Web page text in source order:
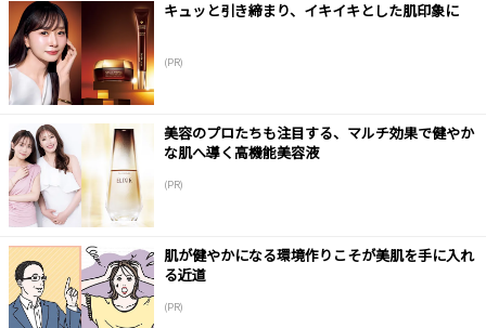
キュッと引き締まり、イキイキとした肌印象に
(PR)
美容のプロたちも注目する、マルチ効果で健やか
な肌へ導く高機能美容液
(PR)
肌が健やかになる環境作りこそが美肌を手に入れ
る近道
(PR)